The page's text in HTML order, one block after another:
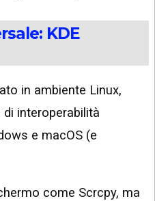
KDE
in ambiente Linux,
interoperabilità
e macOS (e
come Scrcpy, ma